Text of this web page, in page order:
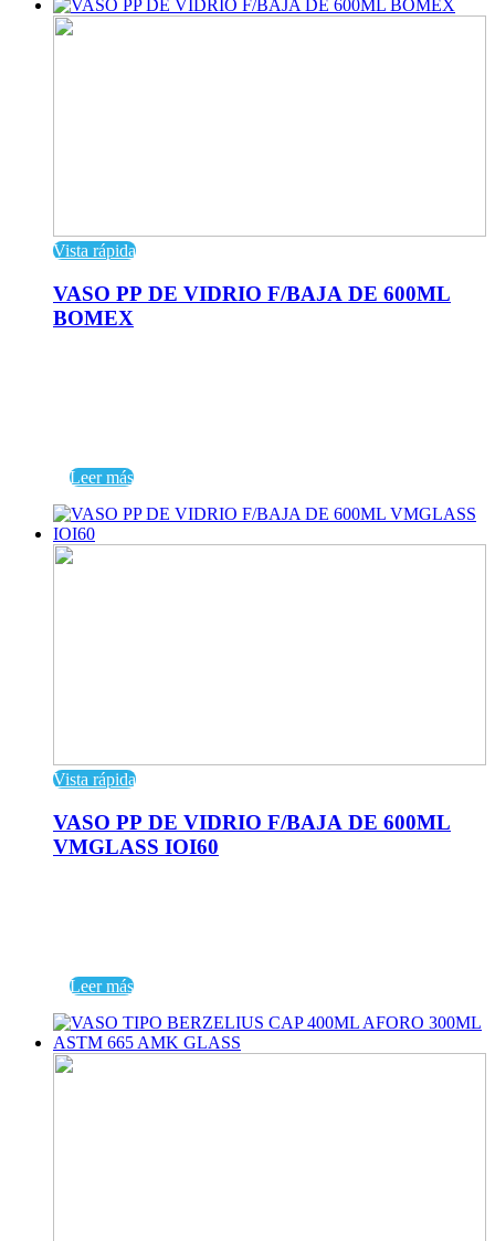
Vista rápida
VASO PP DE VIDRIO F/BAJA DE 600ML
BOMEX
Leer más
Vista rápida
VASO PP DE VIDRIO F/BAJA DE 600ML
VMGLASS IOI60
Leer más